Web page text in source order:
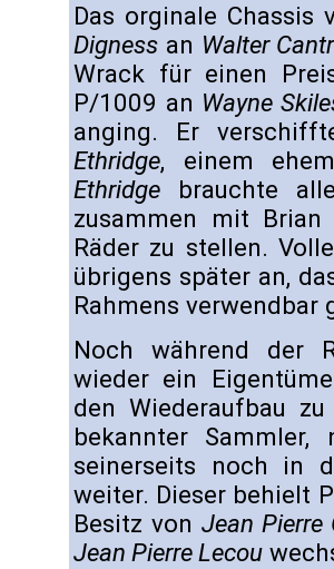
Das orginale
Digness an Walter
Wrack für einen
P/1009 an Wayne
anging. Er
Ethridge, einem
Ethridge brauchte
zusammen mit
Räder zu stellen.
übrigens später an,
Rahmens verwendbar
Noch während der
wieder ein
den Wiederaufbau
bekannter
seinerseits noch in
weiter. Dieser behielt
Besitz von Jean Pierre
Jean Pierre Lecou